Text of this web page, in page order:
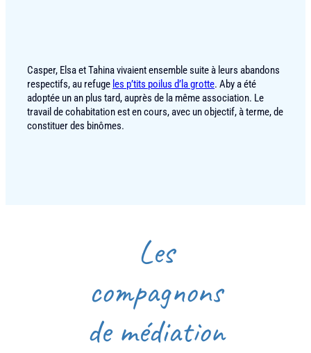
Casper, Elsa et Tahina vivaient ensemble suite à leurs abandons
respectifs, au refuge les p’tits poilus d’la grotte. Aby a été
adoptée un an plus tard, auprès de la même association. Le
travail de cohabitation est en cours, avec un objectif, à terme, de
constituer des binômes.
Les
compagnons
de médiation